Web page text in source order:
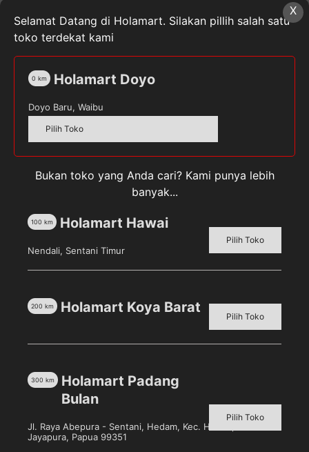
Ulasan (0)
Pot Bunga 10cm Pot Tanaman Hias
Warna : Merah Bata
– diameter atas x D bawah x Tinggi : +-10×4.8×7.5cm
-Tidak ada tatakan air dibawahnya,
-Kualitas Bagus
X
Selamat Datang di Holamart. Silakan pillih salah satu
toko terdekat kami
Holamart Doyo
0 km
Doyo Baru, Waibu
Pilih Toko
Bukan toko yang Anda cari? Kami punya lebih
banyak...
Holamart Hawai
100 km
Nendali, Sentani Timur
Pilih Toko
Holamart Koya Barat
200 km
Pilih Toko
Holamart Padang
Bulan
300 km
Jl. Raya Abepura - Sentani, Hedam, Kec. Heram, Kota
Jayapura, Papua 99351
Pilih Toko